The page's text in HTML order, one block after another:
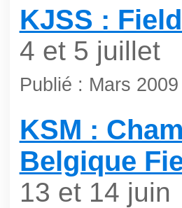
KJSS :
4 et 5 juillet
Publié : Mars 2009
KSM :
Belgique
13 et 14 juin